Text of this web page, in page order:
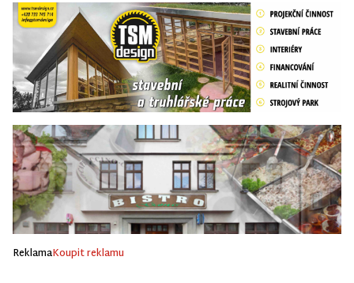
ReklamaKoupit reklamu